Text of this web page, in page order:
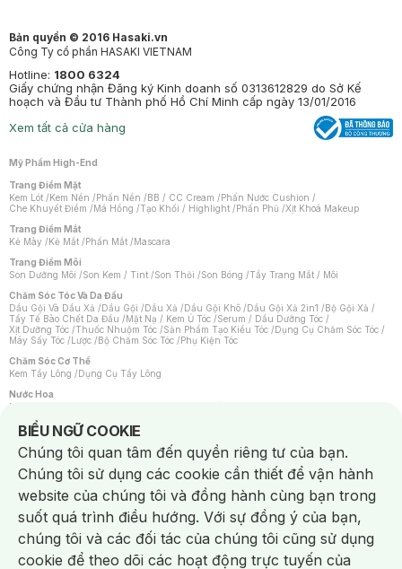
Bản quyền © 2016 Hasaki.vn
Công Ty cổ phần HASAKI VIETNAM
Hotline: 1800 6324
Giấy chứng nhận Đăng ký Kinh doanh số 0313612829 do Sở Kế
hoạch và Đầu tư Thành phố Hồ Chí Minh cấp ngày 13/01/2016
Xem tất cả cửa hàng
Mỹ Phẩm High-End
Trang Điểm Mặt
Kem Lót /Kem Nền /Phấn Nền /BB / CC Cream /Phấn Nước Cushion /
Che Khuyết Điểm /Má Hồng /Tạo Khối / Highlight /Phấn Phủ /Xịt Khoá Makeup
Trang Điểm Mắt
Kẻ Mày /Kẻ Mắt /Phấn Mắt /Mascara
Trang Điểm Môi
Son Dưỡng Môi /Son Kem / Tint /Son Thỏi /Son Bóng /Tẩy Trang Mắt / Môi
Chăm Sóc Tóc Và Da Đầu
Dầu Gội Và Dầu Xả /Dầu Gội /Dầu Xả /Dầu Gội Khô /Dầu Gội Xả 2in1 /Bộ Gội Xả /
Tẩy Tế Bào Chết Da Đầu /Mặt Nạ / Kem Ủ Tóc /Serum / Dầu Dưỡng Tóc /
Xịt Dưỡng Tóc /Thuốc Nhuộm Tóc /Sản Phẩm Tạo Kiểu Tóc /Dụng Cụ Chăm Sóc Tóc /
Máy Sấy Tóc /Lược /Bộ Chăm Sóc Tóc /Phụ Kiện Tóc
Chăm Sóc Cơ Thể
Kem Tẩy Lông /Dụng Cụ Tẩy Lông
Nước Hoa
Nước Hoa Nữ
Chăm Sóc Cá Nhân
Chống Muỗi /Khẩu Trang /Máy Massage/Mặt Nạ Xông Hơi /Nước Rửa Tay/
Sản Phẩm Chăm Sóc Khác /Bàn Chải Đánh Răng /Bàn Chải Điện/
Hỗ Trợ Trắng Răng/Kem Đánh Răng /Máy Tăm Nước/ Nước Súc Miệng/
Tăm / Chỉ Nha Khoa/ Xịt Thơm Miệng / Dung Dịch Vệ Sinh/Dưỡng Vùng Kín/
Khăn Ướt Vệ Sinh Vùng Kín/Băng Vệ Sinh/Tampon/Bọt Cạo Râu /Dao Cạo Râu/
Máy Cạo Râu
Vấn Đề Về Da
Da Dầu / Lỗ Chân Lông To/ Da Khô / Mất Nước/ Da Lão Hóa/ Da Mụn/
Da Nhạy Cảm / Kích Ứng
Da Xỉn Màu Thâm / Nám / Tàn Nhang
Quầng Thâm & Bọng Mắt /Sẹo /Viêm Da Cơ Địa
BIỂU NGỮ COOKIE
Notice about cookies usage
Chúng tôi quan tâm đến quyền riêng tư của bạn.
Chúng tôi sử dụng các cookie cần thiết để vận hành
website của chúng tôi và đồng hành cùng bạn trong
suốt quá trình điều hướng. Với sự đồng ý của bạn,
chúng tôi và các đối tác của chúng tôi cũng sử dụng
cookie để theo dõi các hoạt động trực tuyến của